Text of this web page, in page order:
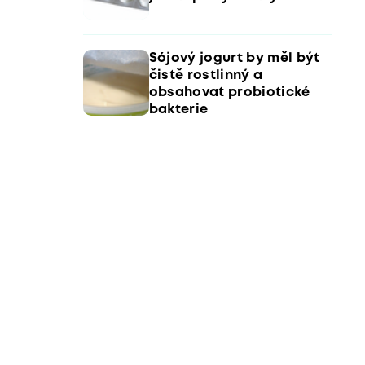
Sójový jogurt by měl být
čistě rostlinný a
obsahovat probiotické
bakterie